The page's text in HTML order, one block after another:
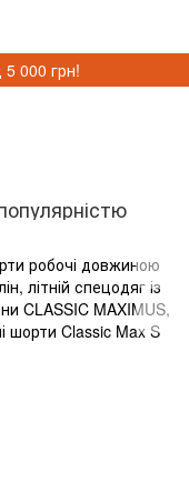
000 грн!